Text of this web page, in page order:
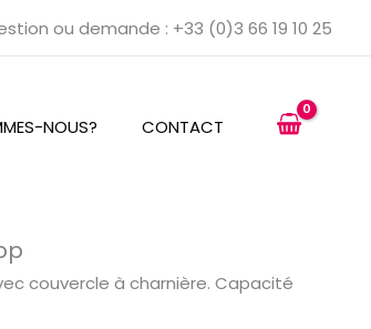
ou demande : +33 (0)3 66 19 10 25
NOUS? CONTACT
couvercle à charnière. Capacité